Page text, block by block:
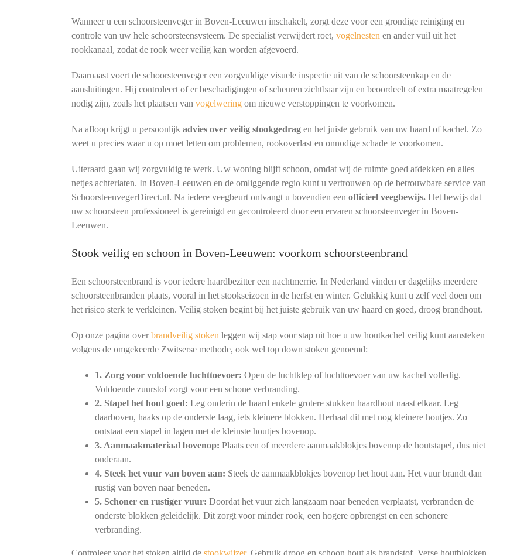
Wanneer u een schoorsteenveger in Boven-Leeuwen inschakelt, zorgt deze voor een grondige reiniging en
controle van uw hele schoorsteensysteem. De specialist verwijdert roet, vogelnesten en ander vuil uit het
rookkanaal, zodat de rook weer veilig kan worden afgevoerd.
Daarnaast voert de schoorsteenveger een zorgvuldige visuele inspectie uit van de schoorsteenkap en de
aansluitingen. Hij controleert of er beschadigingen of scheuren zichtbaar zijn en beoordeelt of extra maatregelen
nodig zijn, zoals het plaatsen van vogelweringom nieuwe verstoppingen te voorkomen.
Na afloop krijgt u persoonlijk advies over veilig stookgedragen het juiste gebruik van uw haard of kachel. Zo
weet u precies waar u op moet letten om problemen, rookoverlast en onnodige schade te voorkomen.
Uiteraard gaan wij zorgvuldig te werk. Uw woning blijft schoon, omdat wij de ruimte goed afdekken en alles
netjes achterlaten. In Boven-Leeuwen en de omliggende regio kunt u vertrouwen op de betrouwbare service van
SchoorsteenvegerDirect.nl. Na iedere veegbeurt ontvangt u bovendien een officieel veegbewijs. Het bewijs dat
uw schoorsteen professioneel is gereinigd en gecontroleerd door een ervaren schoorsteenveger in Boven-
Leeuwen.
Stook veilig en schoon in Boven-Leeuwen: voorkom schoorsteenbrand
Een schoorsteenbrand is voor iedere haardbezitter een nachtmerrie. In Nederland vinden er dagelijks meerdere
schoorsteenbranden plaats, vooral in het stookseizoen in de herfst en winter. Gelukkig kunt u zelf veel doen om
het risico sterk te verkleinen. Veilig stoken begint bij het juiste gebruik van uw haard en goed, droog brandhout.
Op onze pagina overbrandveilig stoken leggen wij stap voor stap uit hoe u uw houtkachel veilig kunt aansteken
volgens de omgekeerde Zwitserse methode, ook wel top down stoken genoemd:
1. Zorg voor voldoende luchttoevoer: Open de luchtklep of luchttoevoer van uw kachel volledig.
Voldoende zuurstof zorgt voor een schone verbranding.
2. Stapel het hout goed: Leg onderin de haard enkele grotere stukken haardhout naast elkaar. Leg
daarboven, haaks op de onderste laag, iets kleinere blokken. Herhaal dit met nog kleinere houtjes. Zo
ontstaat een stapel in lagen met de kleinste houtjes bovenop.
3. Aanmaakmateriaal bovenop: Plaats een of meerdere aanmaakblokjes bovenop de houtstapel, dus niet
onderaan.
4. Steek het vuur van boven aan: Steek de aanmaakblokjes bovenop het hout aan. Het vuur brandt dan
rustig van boven naar beneden.
5. Schoner en rustiger vuur: Doordat het vuur zich langzaam naar beneden verplaatst, verbranden de
onderste blokken geleidelijk. Dit zorgt voor minder rook, een hogere opbrengst en een schonere
verbranding.
Controleer voor het stoken altijd de stookwijzer. Gebruik droog en schoon hout als brandstof. Verse houtblokken